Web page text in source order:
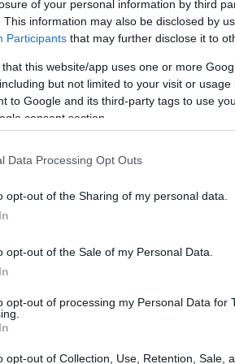
of your personal information by third
This information may also be disclosed by
Participants that may further disclose it to
that this website/app uses one or more
but not limited to your visit or
to Google and its third-party tags to use
consent section.
Data Processing Opt Outs
opt-out of the Sharing of my personal data.
opt-out of the Sale of my Personal Data.
opt-out of processing my Personal Data for
opt-out of Collection, Use, Retention, Sale,
να «ανοίξει»
Χαλκίδας
νοσηλευτικού ιδρύματος
και τον ακινητοποίησαν
τραγωδία στην
καταπλακώθηκε από
την ώρα που το
του πνοή στο νοσοκομείο
τα χειρουργεία
4